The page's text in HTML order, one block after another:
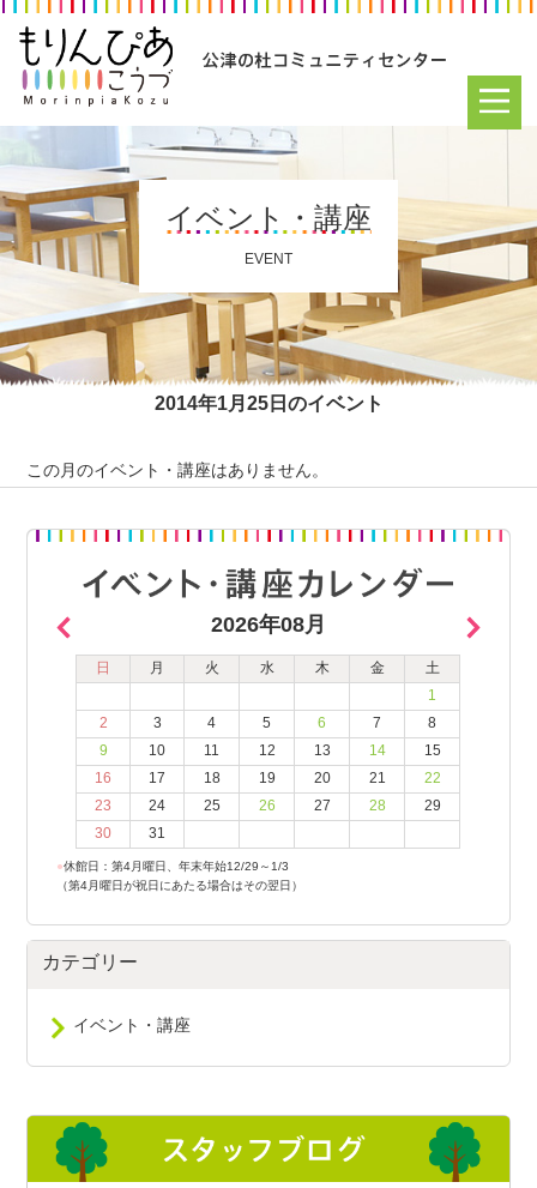
イベント・講座
EVENT
2014年1月25日のイベント
この月のイベント・講座はありません。
2026年08月
日 月 火 水 木 金
土
1
2
3 4 5 6 7
8
9
10 11 12 13 14
15
16
17 18 19 20 21
22
23
24 25 26 27 28
29
30
31
●休館日：第4月曜日、年末年始12/29～1/3
（第4月曜日が祝日にあたる場合はその翌日）
カテゴリー
イベント・講座